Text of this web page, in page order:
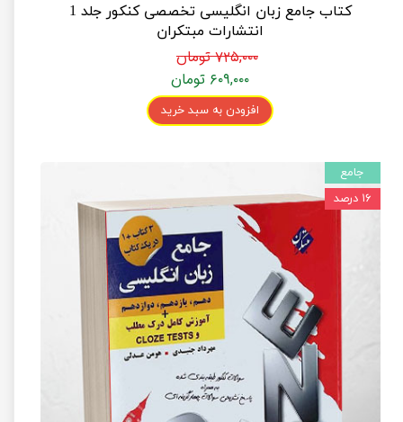
کتاب جامع زبان انگلیسی تخصصی کنکور جلد 1
انتشارات مبتکران
۷۲۵,۰۰۰ تومان
۶۰۹,۰۰۰ تومان
افزودن به سبد خرید
جامع
۱۶ درصد